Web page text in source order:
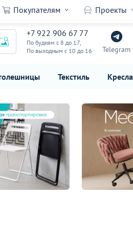
Покупателям Проекты
+7 922 906 67 77
По будням с 8 до 17,
По выходным с 10 до 16
Telegram
Текстиль Кресла